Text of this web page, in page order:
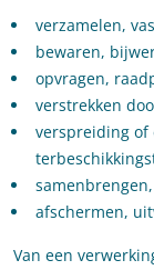
verzamelen,
bewaren,
opvragen,
verstrekken
verspreiding of
afschermen,
Van een